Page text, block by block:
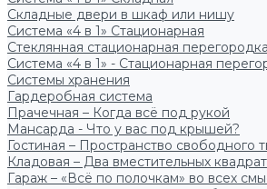
Складные двери в шкаф или нишу
Система «4 в 1» Стационарная
Стеклянная стационарная перегородка
Система «4 в 1» - Стационарная
Системы хранения
Гардеробная система
Прачечная – Когда всё под рукой
Мансарда - Что у вас под крышей?
Гостиная – Пространство свободного
Кладовая – Два вместительных
Гараж – «Всё по полочкам» во всех